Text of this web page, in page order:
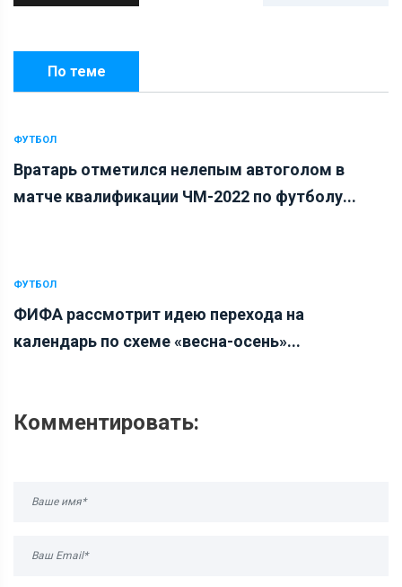
По теме
ФУТБОЛ
Вратарь отметился нелепым автоголом в
матче квалификации ЧМ-2022 по футболу...
ФУТБОЛ
ФИФА рассмотрит идею перехода на
календарь по схеме «весна-осень»...
Комментировать: